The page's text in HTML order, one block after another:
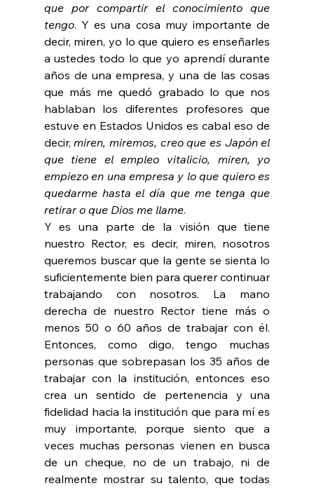
que por compartir el conocimiento que
tengo. Y es una cosa muy importante de
decir, miren, yo lo que quiero es enseñarles
a ustedes todo lo que yo aprendí durante
años de una empresa, y una de las cosas
que más me quedó grabado lo que nos
hablaban los diferentes profesores que
estuve en Estados Unidos es cabal eso de
decir, miren, miremos, creo que es Japón el
que tiene el empleo vitalicio, miren, yo
empiezo en una empresa y lo que quiero es
quedarme hasta el día que me tenga que
retirar o que Dios me llame.
Y es una parte de la visión que tiene
nuestro Rector, es decir, miren, nosotros
queremos buscar que la gente se sienta lo
suficientemente bien para querer continuar
trabajando con nosotros. La mano
derecha de nuestro Rector tiene más o
menos 50 o 60 años de trabajar con él.
Entonces, como digo, tengo muchas
personas que sobrepasan los 35 años de
trabajar con la institución, entonces eso
crea un sentido de pertenencia y una
fidelidad hacia la institución que para mí es
muy importante, porque siento que a
veces muchas personas vienen en busca
de un cheque, no de un trabajo, ni de
realmente mostrar su talento, que todas